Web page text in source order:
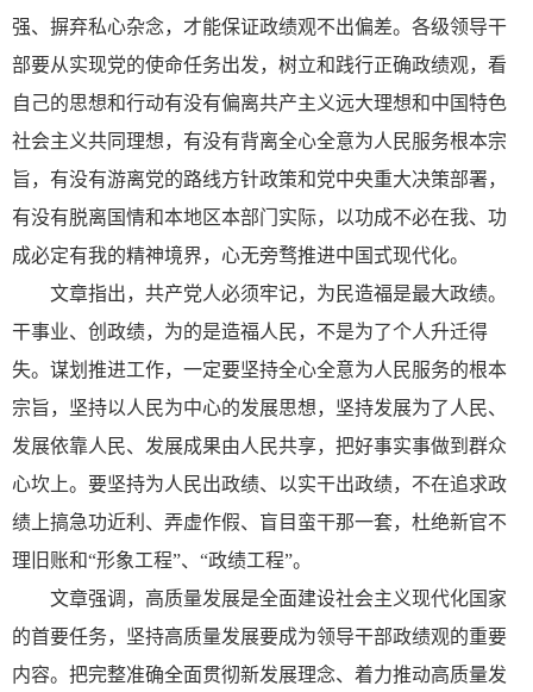
强、摒弃私心杂念，才能保证政绩观不出偏差。各级领导干
部要从实现党的使命任务出发，树立和践行正确政绩观，看
自己的思想和行动有没有偏离共产主义远大理想和中国特色
社会主义共同理想，有没有背离全心全意为人民服务根本宗
旨，有没有游离党的路线方针政策和党中央重大决策部署，
有没有脱离国情和本地区本部门实际，以功成不必在我、功
成必定有我的精神境界，心无旁骛推进中国式现代化。
文章指出，共产党人必须牢记，为民造福是最大政绩。
干事业、创政绩，为的是造福人民，不是为了个人升迁得
失。谋划推进工作，一定要坚持全心全意为人民服务的根本
宗旨，坚持以人民为中心的发展思想，坚持发展为了人民、
发展依靠人民、发展成果由人民共享，把好事实事做到群众
心坎上。要坚持为人民出政绩、以实干出政绩，不在追求政
绩上搞急功近利、弄虚作假、盲目蛮干那一套，杜绝新官不
理旧账和“形象工程”、“政绩工程”。
文章强调，高质量发展是全面建设社会主义现代化国家
的首要任务，坚持高质量发展要成为领导干部政绩观的重要
内容。把完整准确全面贯彻新发展理念、着力推动高质量发